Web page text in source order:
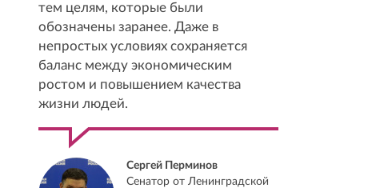
тем целям, которые были
обозначены заранее. Даже в
непростых условиях сохраняется
баланс между экономическим
ростом и повышением качества
жизни людей.
Сергей Перминов
Сенатор от Ленинградской